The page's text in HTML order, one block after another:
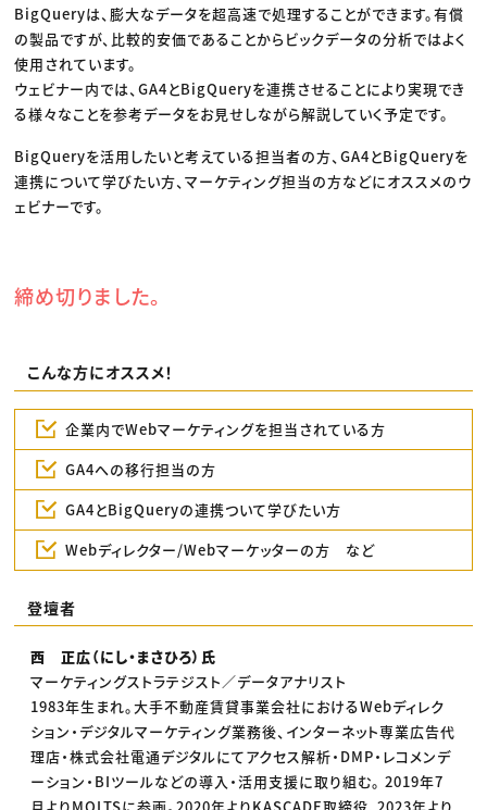
BigQueryは、膨大なデータを超高速で処理することができます。有償
の製品ですが、比較的安価であることからビックデータの分析ではよく
使用されています。
ウェビナー内では、GA4とBigQueryを連携させることにより実現でき
る様々なことを参考データをお見せしながら解説していく予定です。
BigQueryを活用したいと考えている担当者の方、GA4とBigQueryを
連携について学びたい方、マーケティング担当の方などにオススメのウ
ェビナーです。
締め切りました。
こんな方にオススメ！
企業内でWebマーケティングを担当されている方
GA4への移行担当の方
GA4とBigQueryの連携ついて学びたい方
Webディレクター/Webマーケッターの方 など
登壇者
西 正広（にし・まさひろ）氏
マーケティングストラテジスト／データアナリスト
1983年生まれ。大手不動産賃貸事業会社におけるWebディレク
ション・デジタルマーケティング業務後、インターネット専業広告代
理店・株式会社電通デジタルにてアクセス解析・DMP・レコメンデ
ーション・BIツールなどの導入・活用支援に取り組む。 2019年7